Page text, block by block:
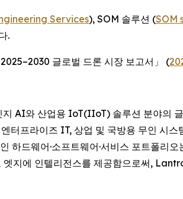
Services), SOM 솔루션 (SOM
.
글로벌 드론 시장 보고서」 (
AI와 산업용 IoT(IIoT) 솔루션 분야의
터프라이즈 IT, 상업 및 국방용 무인 시
하드웨어·소프트웨어·서비스 포트폴리
지에 인텔리전스를 제공함으로써,